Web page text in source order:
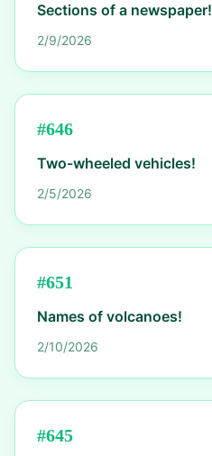
Sections of a newspaper!
2/9/2026
#646
Two-wheeled vehicles!
2/5/2026
#651
Names of volcanoes!
2/10/2026
#645